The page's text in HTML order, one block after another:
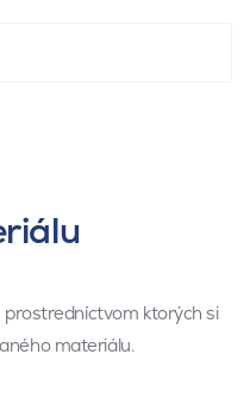
prostredníctvom ktorých si
materiálu.